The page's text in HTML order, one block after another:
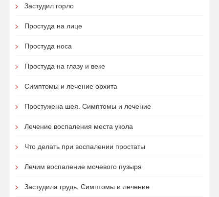
Застудил горло
Простуда на лице
Простуда носа
Простуда на глазу и веке
Симптомы и лечение орхита
Простужена шея. Симптомы и лечение
Лечение воспаления места укола
Что делать при воспалении простаты
Лечим воспаление мочевого пузыря
Застудила грудь. Симптомы и лечение